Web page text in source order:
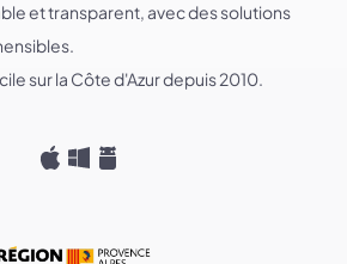
et transparent, avec des solutions
sur la Côte d'Azur depuis 2010.